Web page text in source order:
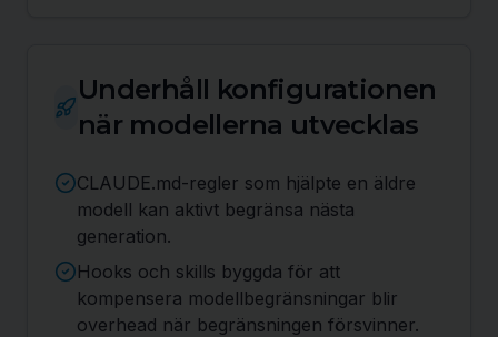
Underhåll konfigurationen
när modellerna utvecklas
CLAUDE.md-regler som hjälpte en äldre
modell kan aktivt begränsa nästa
generation.
Hooks och skills byggda för att
kompensera modellbegränsningar blir
overhead när begränsningen försvinner.